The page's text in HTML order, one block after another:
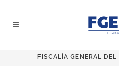
FISCALÍA GENERAL DEL